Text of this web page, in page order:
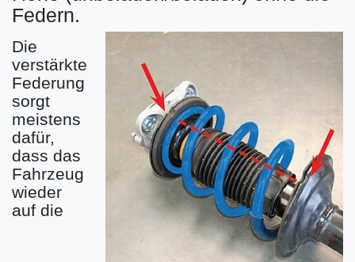
Federn.
Die
verstärkte
Federung
sorgt
meistens
dafür,
dass das
Fahrzeug
wieder
auf die